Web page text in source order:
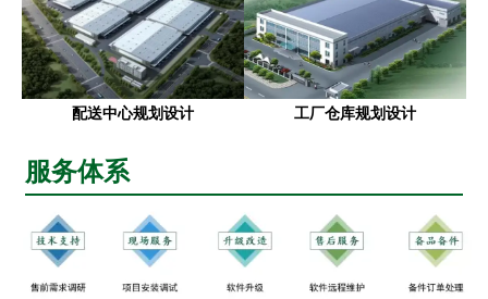
配送中心规划设计 工厂仓库规划设计
服务体系